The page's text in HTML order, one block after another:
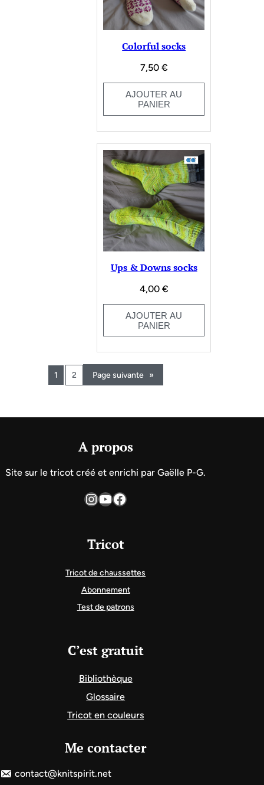
Colorful socks
7,50 €
AJOUTER AU
PANIER
Ups & Downs socks
4,00 €
AJOUTER AU
PANIER
1 2 Page suivante »
A propos
Site sur le tricot créé et enrichi par Gaëlle P-G.
InstagramYouTube Facebook
Tricot
Tricot de chaussettes
Abonnement
Test de patrons
C’est gratuit
Bibliothèque
Glossaire
Tricot en couleurs
Me contacter
contact@knitspirit.net